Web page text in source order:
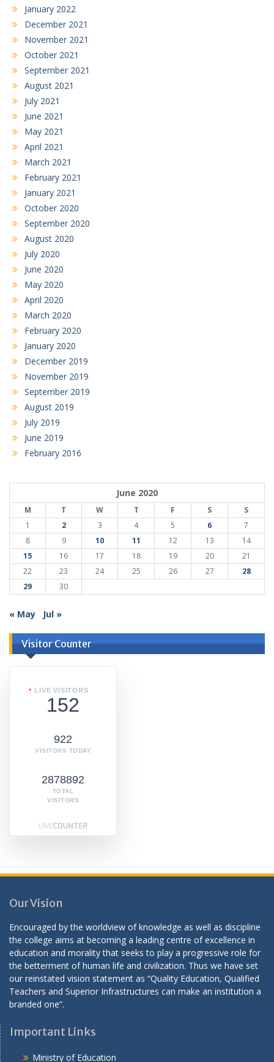
January 2022
December 2021
November 2021
October 2021
September 2021
August 2021
July 2021
June 2021
May 2021
April 2021
March 2021
February 2021
January 2021
October 2020
September 2020
August 2020
July 2020
June 2020
May 2020
April 2020
March 2020
February 2020
January 2020
December 2019
November 2019
September 2019
August 2019
July 2019
June 2019
February 2016
June 2020
M T W T F S
S
1
2 3 4 5 6
7
8
9 10 11 12 13
14
15
16 17 18 19 20
21
22
23 24 25 26 27
28
29
30
« May Jul »
Visitor Counter
LIVE VISITORS
152
922
VISITORS TODAY
2878892
TOTAL
VISITORS
Our Vision
Encouraged by the worldview of knowledge as well as discipline
the college aims at becoming a leading centre of excellence in
education and morality that seeks to play a progressive role for
the betterment of human life and civilization. Thus we have set
our reinstated vision statement as “Quality Education, Qualified
Teachers and Superior Infrastructures can make an institution a
branded one”.
Important Links
Ministry of Education